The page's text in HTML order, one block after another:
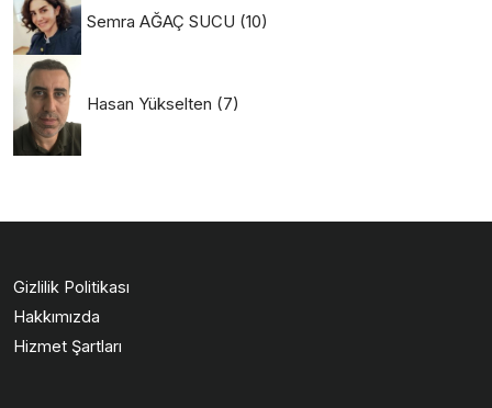
Semra AĞAÇ SUCU (10)
Hasan Yükselten (7)
Gizlilik Politikası
Hakkımızda
Hizmet Şartları